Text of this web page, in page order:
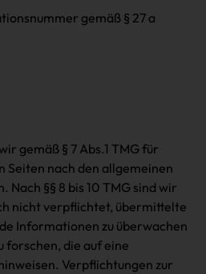
gemäß § 27 a
gemäß § 7 Abs.1 TMG für
Seiten nach den allgemeinen
§§ 8 bis 10 TMG sind wir
nicht verpflichtet, übermittelte
Informationen zu überwachen
forschen, die auf eine
Verpflichtungen zur